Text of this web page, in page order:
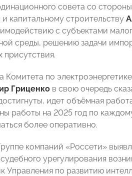
совета со
капитальному строительству
с субъектами
среды, решению задачи
присутствия.
по
Гриценко в свою очередь
идет объёмная
работы на 2025 год по
более оперативно.
компаний «Россети»
урегулирования
Управления по развитию